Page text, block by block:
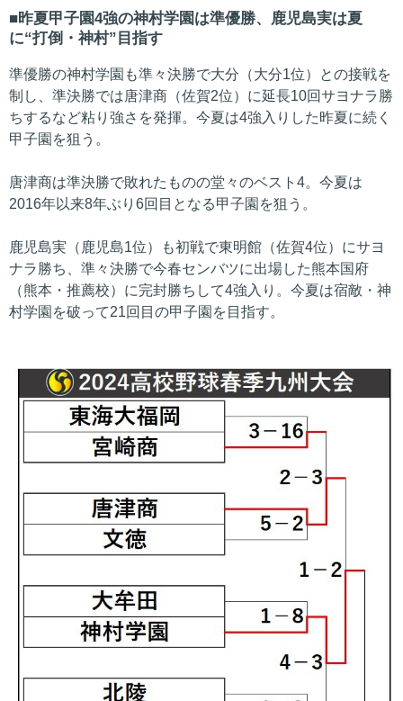
昨夏甲子園4強の神村学園は準優勝、鹿児島実は夏
に“打倒・神村”目指す
準優勝の神村学園も準々決勝で大分（大分1位）との接戦を
制し、準決勝では唐津商（佐賀2位）に延長10回サヨナラ勝
ちするなど粘り強さを発揮。今夏は4強入りした昨夏に続く
甲子園を狙う。
唐津商は準決勝で敗れたものの堂々のベスト4。今夏は
2016年以来8年ぶり6回目となる甲子園を狙う。
鹿児島実（鹿児島1位）も初戦で東明館（佐賀4位）にサヨ
ナラ勝ち、準々決勝で今春センバツに出場した熊本国府
（熊本・推薦校）に完封勝ちして4強入り。今夏は宿敵・神
村学園を破って21回目の甲子園を目指す。